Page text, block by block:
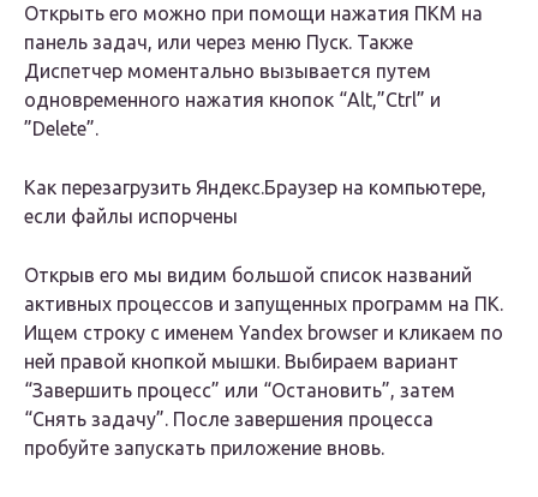
Открыть его можно при помощи нажатия ПКМ на
панель задач, или через меню Пуск. Также
Диспетчер моментально вызывается путем
одновременного нажатия кнопок “Alt,”Ctrl” и
”Delete”.
Как перезагрузить Яндекс.Браузер на компьютере,
если файлы испорчены
Открыв его мы видим большой список названий
активных процессов и запущенных программ на ПК.
Ищем строку с именем Yandex browser и кликаем по
ней правой кнопкой мышки. Выбираем вариант
“Завершить процесс” или “Остановить”, затем
“Снять задачу”. После завершения процесса
пробуйте запускать приложение вновь.